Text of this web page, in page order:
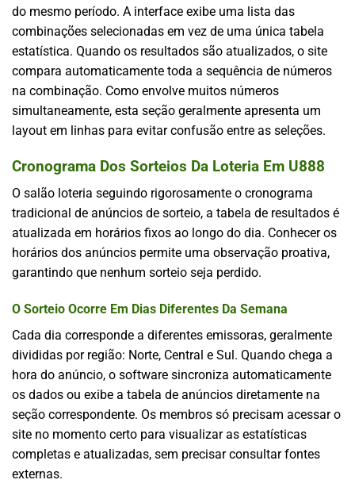
do mesmo período. A interface exibe uma lista das
combinações selecionadas em vez de uma única tabela
estatística. Quando os resultados são atualizados, o site
compara automaticamente toda a sequência de números
na combinação. Como envolve muitos números
simultaneamente, esta seção geralmente apresenta um
layout em linhas para evitar confusão entre as seleções.
Cronograma Dos Sorteios Da Loteria Em U888
O salão loteria seguindo rigorosamente o cronograma
tradicional de anúncios de sorteio, a tabela de resultados é
atualizada em horários fixos ao longo do dia. Conhecer os
horários dos anúncios permite uma observação proativa,
garantindo que nenhum sorteio seja perdido.
O Sorteio Ocorre Em Dias Diferentes Da Semana
Cada dia corresponde a diferentes emissoras, geralmente
divididas por região: Norte, Central e Sul. Quando chega a
hora do anúncio, o software sincroniza automaticamente
os dados ou exibe a tabela de anúncios diretamente na
seção correspondente. Os membros só precisam acessar o
site no momento certo para visualizar as estatísticas
completas e atualizadas, sem precisar consultar fontes
externas.